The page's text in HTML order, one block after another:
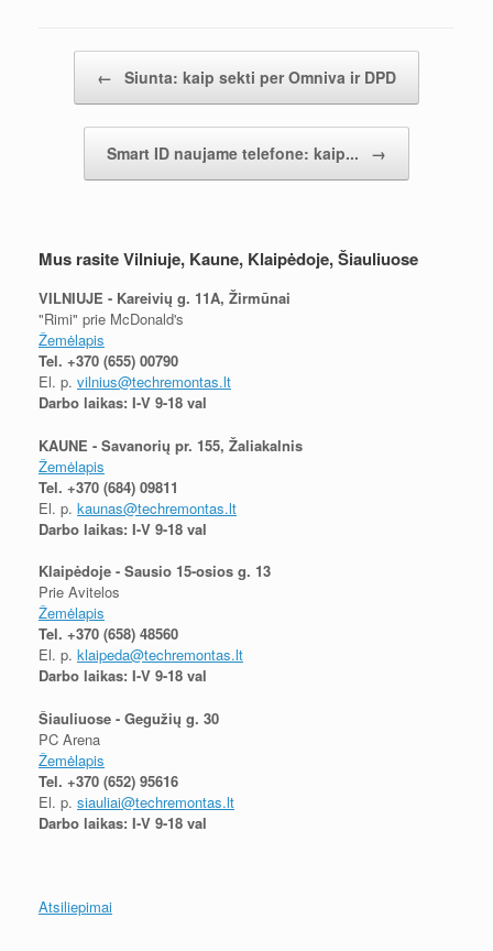
← Siunta: kaip sekti per Omniva ir DPD
Smart ID naujame telefone: kaip... →
Mus rasite Vilniuje, Kaune, Klaipėdoje, Šiauliuose
VILNIUJE - Kareivių g. 11A, Žirmūnai
"Rimi" prie McDonald's
Žemėlapis
Tel. +370 (655) 00790
El. p. vilnius@techremontas.lt
Darbo laikas: I-V 9-18 val
KAUNE - Savanorių pr. 155, Žaliakalnis
Žemėlapis
Tel. +370 (684) 09811
El. p. kaunas@techremontas.lt
Darbo laikas: I-V 9-18 val
Klaipėdoje - Sausio 15-osios g. 13
Prie Avitelos
Žemėlapis
Tel. +370 (658) 48560
El. p. klaipeda@techremontas.lt
Darbo laikas: I-V 9-18 val
Šiauliuose - Gegužių g. 30
PC Arena
Žemėlapis
Tel. +370 (652) 95616
El. p. siauliai@techremontas.lt
Darbo laikas: I-V 9-18 val
Atsiliepimai